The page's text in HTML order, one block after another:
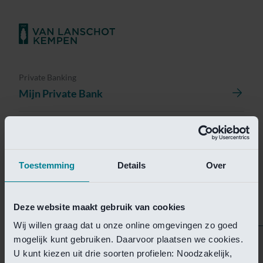
Toestemming Details Over
Deze website maakt gebruik van cookies
Wij willen graag dat u onze online omgevingen zo goed
mogelijk kunt gebruiken. Daarvoor plaatsen we cookies.
U kunt kiezen uit drie soorten profielen: Noodzakelijk,
Private Banking
Mijn Private Bank
Helaas is deze pagina